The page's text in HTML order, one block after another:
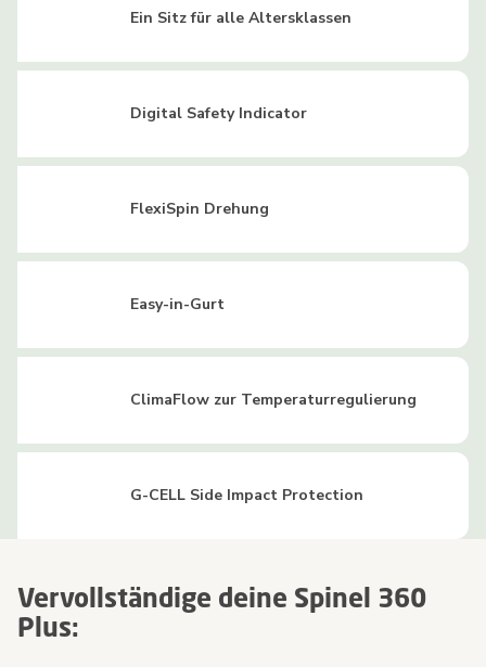
Ein Sitz für alle Altersklassen
Digital Safety Indicator
FlexiSpin Drehung
Easy-in-Gurt
ClimaFlow zur Temperaturregulierung
G-CELL Side Impact Protection
Vervollständige deine Spinel 360
Plus: